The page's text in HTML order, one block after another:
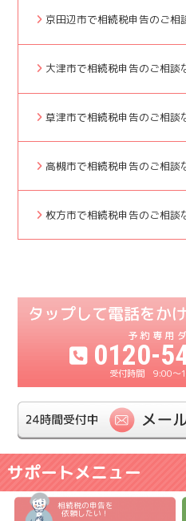
京田辺市で相続税申告のご相
大津市で相続税申告のご相談
草津市で相続税申告のご相談
高槻市で相続税申告のご相談
枚方市で相続税申告のご相談
0120-
9:00〜
サポートメニュー
相続税の申告を
依頼したい！